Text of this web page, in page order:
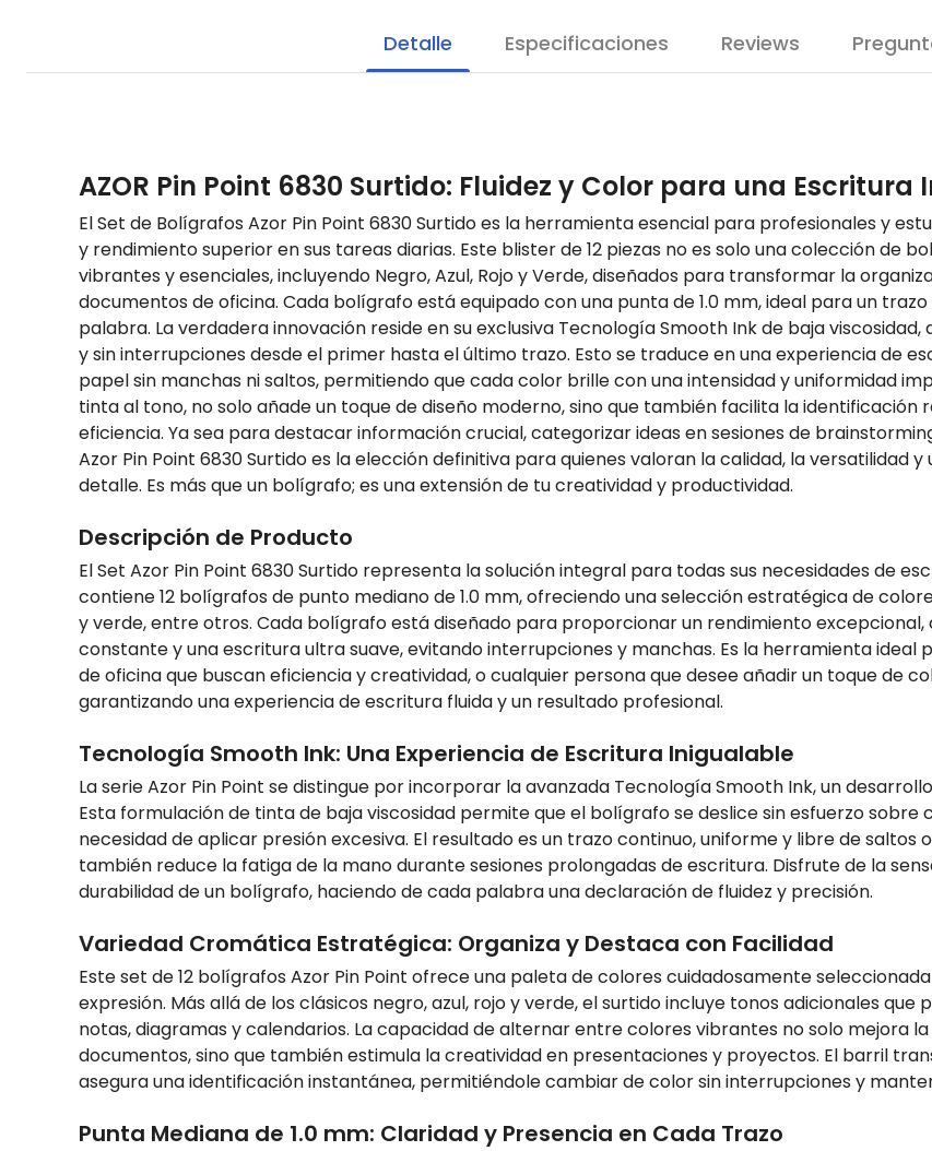
Detalle Especificaciones Reviews
AZOR Pin Point 6830 Surtido: Fluidez y Color para una Escritura
El Set de Bolígrafos Azor Pin Point 6830 Surtido es la herramienta esencial para profesionales y
y rendimiento superior en sus tareas diarias. Este blister de 12 piezas no es solo una colección de
vibrantes y esenciales, incluyendo Negro, Azul, Rojo y Verde, diseñados para transformar la
documentos de oficina. Cada bolígrafo está equipado con una punta de 1.0 mm, ideal para un
palabra. La verdadera innovación reside en su exclusiva Tecnología Smooth Ink de baja
y sin interrupciones desde el primer hasta el último trazo. Esto se traduce en una experiencia de
papel sin manchas ni saltos, permitiendo que cada color brille con una intensidad y uniformidad
tinta al tono, no solo añade un toque de diseño moderno, sino que también facilita la
eficiencia. Ya sea para destacar información crucial, categorizar ideas en sesiones de
Azor Pin Point 6830 Surtido es la elección definitiva para quienes valoran la calidad, la versatilidad
detalle. Es más que un bolígrafo; es una extensión de tu creatividad y productividad.
Descripción de Producto
El Set Azor Pin Point 6830 Surtido representa la solución integral para todas sus necesidades de
contiene 12 bolígrafos de punto mediano de 1.0 mm, ofreciendo una selección estratégica de
y verde, entre otros. Cada bolígrafo está diseñado para proporcionar un rendimiento excepcional,
constante y una escritura ultra suave, evitando interrupciones y manchas. Es la herramienta ideal
de oficina que buscan eficiencia y creatividad, o cualquier persona que desee añadir un toque de
garantizando una experiencia de escritura fluida y un resultado profesional.
Tecnología Smooth Ink: Una Experiencia de Escritura Inigualable
La serie Azor Pin Point se distingue por incorporar la avanzada Tecnología Smooth Ink, un
Esta formulación de tinta de baja viscosidad permite que el bolígrafo se deslice sin esfuerzo
necesidad de aplicar presión excesiva. El resultado es un trazo continuo, uniforme y libre de saltos
también reduce la fatiga de la mano durante sesiones prolongadas de escritura. Disfrute de la
durabilidad de un bolígrafo, haciendo de cada palabra una declaración de fluidez y precisión.
Variedad Cromática Estratégica: Organiza y Destaca con Facilidad
Este set de 12 bolígrafos Azor Pin Point ofrece una paleta de colores cuidadosamente
expresión. Más allá de los clásicos negro, azul, rojo y verde, el surtido incluye tonos adicionales
notas, diagramas y calendarios. La capacidad de alternar entre colores vibrantes no solo mejora
documentos, sino que también estimula la creatividad en presentaciones y proyectos. El barril
asegura una identificación instantánea, permitiéndole cambiar de color sin interrupciones y
Punta Mediana de 1.0 mm: Claridad y Presencia en Cada Trazo